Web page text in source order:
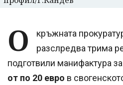
О
кръжната
разслредва трима
подготвили манифактура за
от по 20 евро в